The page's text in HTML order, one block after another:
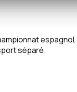
séparé.